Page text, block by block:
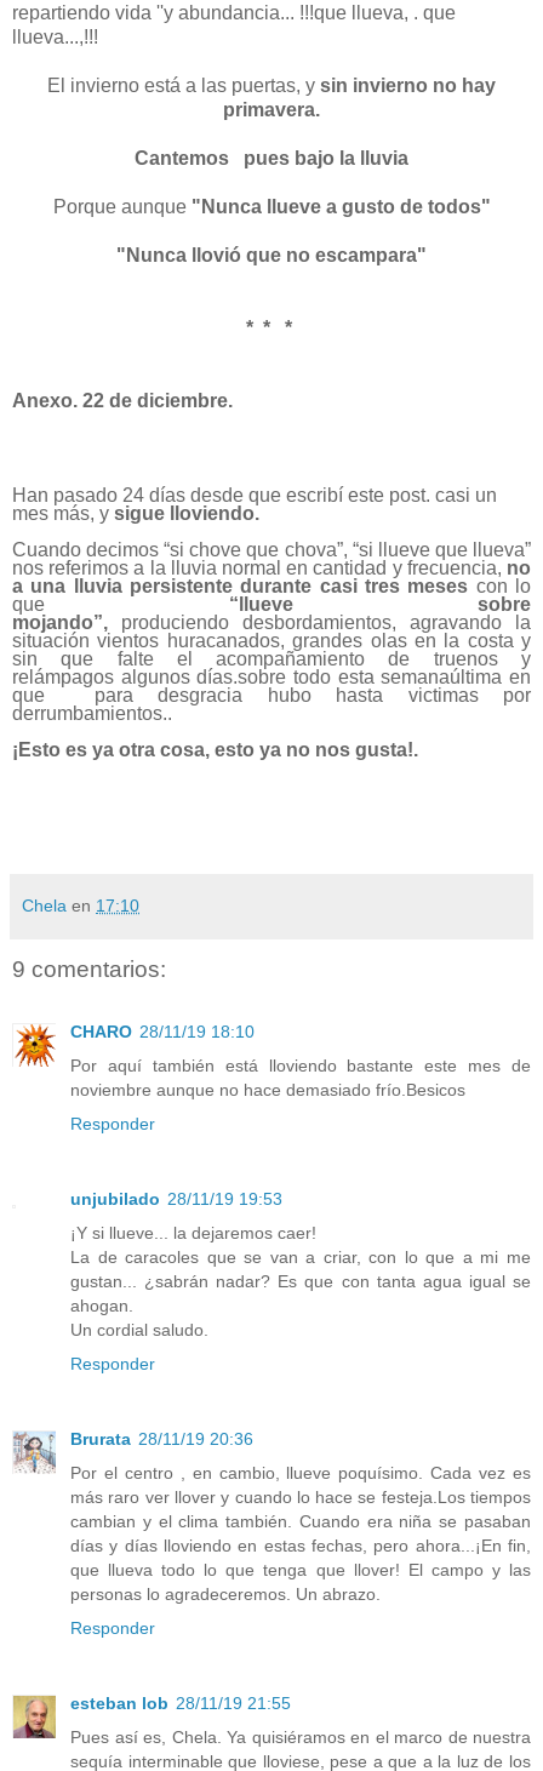
repartiendo vida ''y abundancia... !!!que llueva, . que
llueva...,!!!
El invierno está a las puertas, y sin invierno no hay
primavera.
Cantemos pues bajo la lluvia
Porque aunque "Nunca llueve a gusto de todos"
"Nunca llovió que no escampara"
* * *
Anexo. 22 de diciembre.
Han pasado 24 días desde que escribí este post. casi un
mes más, y sigue lloviendo.
Cuando decimos “si chove que chova”, “si llueve que llueva”
nos referimos a la lluvia normal en cantidad y frecuencia, no
a una
lluvia persistente durante casi tres meses con lo
que “llueve sobre
mojando”, produciendo desbordamientos, agravando la
situación vientos huracanados, grandes olas en la costa y
sin que falte el acompañamiento de truenos y
relámpagos algunos días.sobre todo esta semanaúltima en
que para desgracia hubo hasta victimas por
derrumbamientos..
¡Esto es ya otra cosa, esto ya no nos gusta!.
Chela en 17:10
9 comentarios:
CHARO 28/11/19 18:10
Por aquí también está lloviendo bastante este mes de
noviembre aunque no hace demasiado frío.Besicos
Responder
unjubilado 28/11/19 19:53
¡Y si llueve... la dejaremos caer!
La de caracoles que se van a criar, con lo que a mi me
gustan... ¿sabrán nadar? Es que con tanta agua igual se
ahogan.
Un cordial saludo.
Responder
Brurata 28/11/19 20:36
Por el centro , en cambio, llueve poquísimo. Cada vez es
más raro ver llover y cuando lo hace se festeja.Los tiempos
cambian y el clima también. Cuando era niña se pasaban
días y días lloviendo en estas fechas, pero ahora...¡En fin,
que llueva todo lo que tenga que llover! El campo y las
personas lo agradeceremos. Un abrazo.
Responder
esteban lob 28/11/19 21:55
Pues así es, Chela. Ya quisiéramos en el marco de nuestra
sequía interminable que lloviese, pese a que a la luz de los